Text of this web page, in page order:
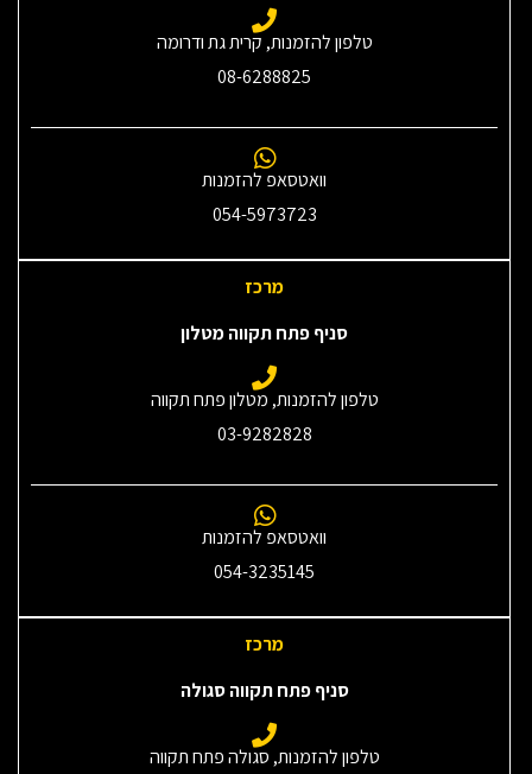
טלפון להזמנות, קרית גת ודרומה
08-6288825
וואטסאפ להזמנות
054-5973723
מרכז
סניף פתח תקווה מטלון
טלפון להזמנות, מטלון פתח תקווה
03-9282828
וואטסאפ להזמנות
054-3235145‎
מרכז
סניף פתח תקווה סגולה
טלפון להזמנות, סגולה פתח תקווה